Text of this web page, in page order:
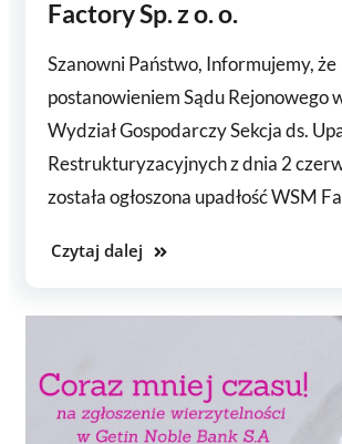
Factory Sp. z o. o.
Szanowni Państwo, Informujemy, że
postanowieniem Sądu Rejonowego
Wydział Gospodarczy Sekcja ds.
Restrukturyzacyjnych z dnia 2
została ogłoszona upadłość WSM
Czytaj dalej